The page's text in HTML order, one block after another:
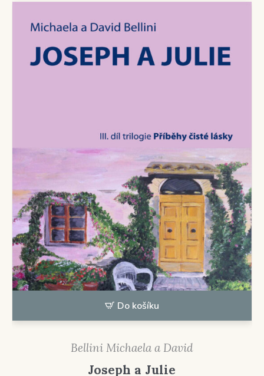
Do košíku
Bellini Michaela a David
Joseph a Julie